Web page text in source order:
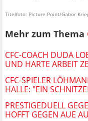
Titelfoto: Picture Point/Gabor
Mehr zum Thema
CFC-COACH DUDA
ND HARTE ARBEIT
CFC-SPIELER
HALLE: "EIN
PRESTIGEDUELL
HOFFT GEGEN AUE